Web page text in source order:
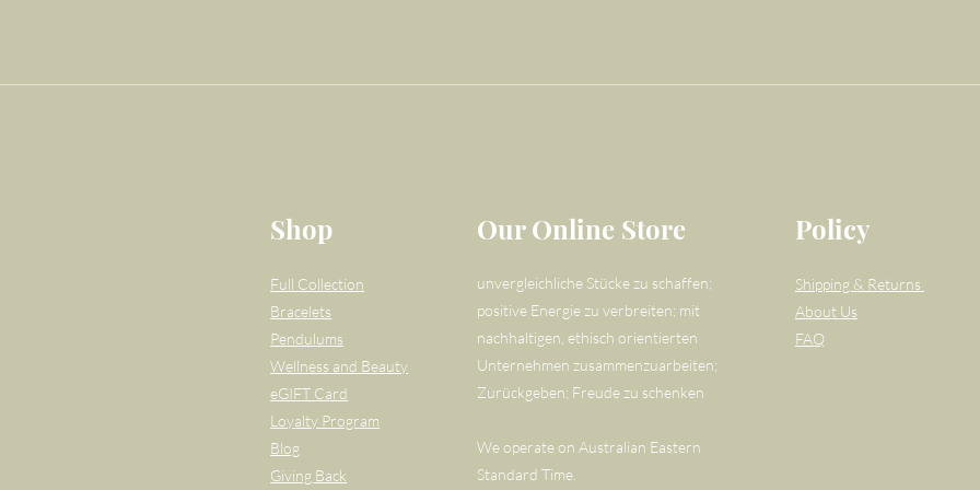
Shop
Full Collection
Bracelets
Pendulums
Wellness and Beauty
eGIFT Card
Loyalty Program
Blog
Giving Back
Our Online Store
unvergleichliche Stücke zu schaffen;
positive Energie zu verbreiten; mit
nachhaltigen, ethisch orientierten
Unternehmen zusammenzuarbeiten;
Zurückgeben; Freude zu schenken
We operate on Australian Eastern
Standard Time.
Policy
Shipping & Returns
About Us
FAQ